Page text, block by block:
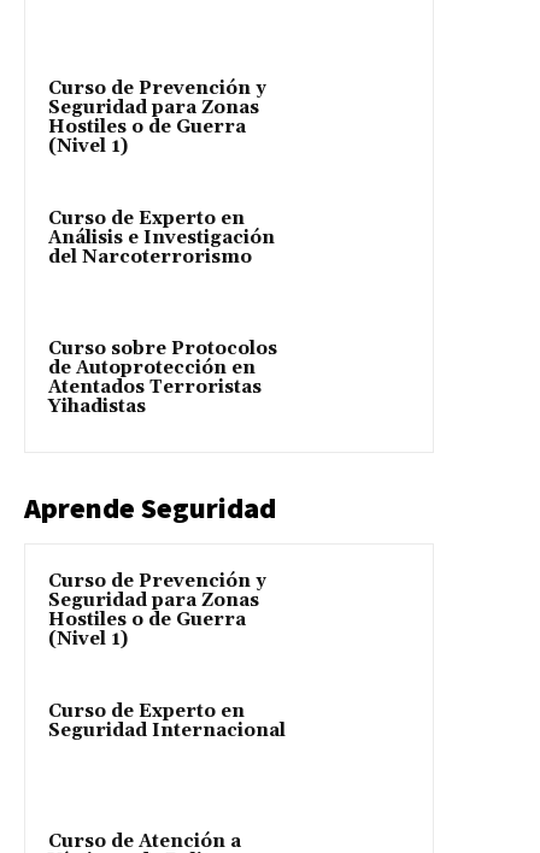
Curso de Prevención y
Seguridad para Zonas
Hostiles o de Guerra
(Nivel 1)
Curso de Experto en
Análisis e Investigación
del Narcoterrorismo
Curso sobre Protocolos
de Autoprotección en
Atentados Terroristas
Yihadistas
Aprende Seguridad
Curso de Prevención y
Seguridad para Zonas
Hostiles o de Guerra
(Nivel 1)
Curso de Experto en
Seguridad Internacional
Curso de Atención a